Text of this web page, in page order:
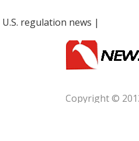
U.S. regulation news |
Copyright ©